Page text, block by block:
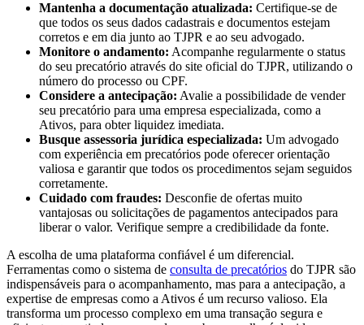
Mantenha a documentação atualizada: Certifique-se de
que todos os seus dados cadastrais e documentos estejam
corretos e em dia junto ao TJPR e ao seu advogado.
Monitore o andamento: Acompanhe regularmente o status
do seu precatório através do site oficial do TJPR, utilizando o
número do processo ou CPF.
Considere a antecipação: Avalie a possibilidade de vender
seu precatório para uma empresa especializada, como a
Ativos, para obter liquidez imediata.
Busque assessoria jurídica especializada: Um advogado
com experiência em precatórios pode oferecer orientação
valiosa e garantir que todos os procedimentos sejam seguidos
corretamente.
Cuidado com fraudes: Desconfie de ofertas muito
vantajosas ou solicitações de pagamentos antecipados para
liberar o valor. Verifique sempre a credibilidade da fonte.
A escolha de uma plataforma confiável é um diferencial.
Ferramentas como o sistema de consulta de precatórios do TJPR são
indispensáveis para o acompanhamento, mas para a antecipação, a
expertise de empresas como a Ativos é um recurso valioso. Ela
transforma um processo complexo em uma transação segura e